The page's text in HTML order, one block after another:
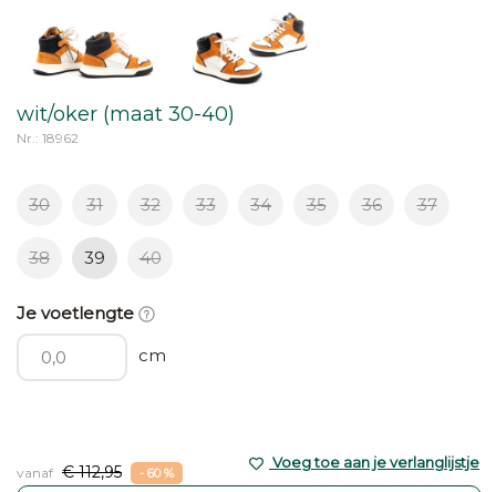
wit/oker (maat 30-40)
Nr.: 18962
30 31 32 33 34 35 36 37
38 39 40
Je voetlengte
cm
vanaf € 112,95 - 60 %
Voeg toe aan je verlanglijstje